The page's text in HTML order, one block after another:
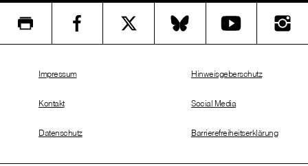
Impressum
Kontakt
Datenschutz
Hinweisgeberschutz
Social Media
Barrierefreiheitserklärung